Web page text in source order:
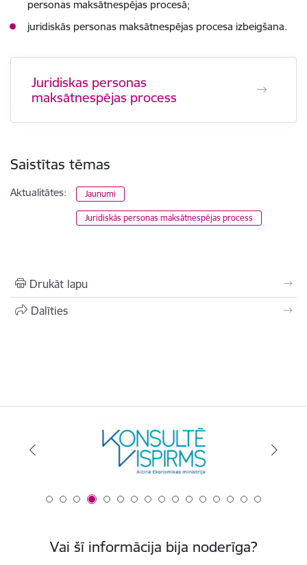
personas maksātnespējas procesā;
juridiskās personas maksātnespējas procesa izbeigšana.
Juridiskas personas
maksātnespējas process
Saistītas tēmas
Aktualitātes: Jaunumi
Juridiskās personas maksātnespējas process
Drukāt lapu
Dalīties
Vai šī informācija bija noderīga?